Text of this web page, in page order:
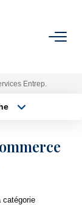
Entrep.
catégorie